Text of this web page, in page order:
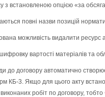
з встановленою опцією «за
повні назви позицій
можливість видалити
вартості матеріалів та
до договору автоматично
КБ-3. Якщо для цього акту
виконаних робіт по договору,